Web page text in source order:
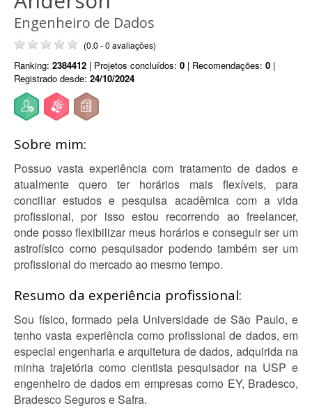
Engenheiro de Dados
(0.0 - 0 avaliações)
Ranking: 2384412 | Projetos concluídos: 0 | Recomendações: 0 |
Registrado desde: 24/10/2024
Sobre mim:
Possuo vasta experiência com tratamento de dados e
atualmente quero ter horários mais flexíveis, para
conciliar estudos e pesquisa acadêmica com a vida
profissional, por isso estou recorrendo ao freelancer,
onde posso flexibilizar meus horários e conseguir ser um
astrofísico como pesquisador podendo também ser um
profissional do mercado ao mesmo tempo.
Resumo da experiência profissional:
Sou físico, formado pela Universidade de São Paulo, e
tenho vasta experiência como profissional de dados, em
especial engenharia e arquitetura de dados, adquirida na
minha trajetória como cientista pesquisador na USP e
engenheiro de dados em empresas como EY, Bradesco,
Bradesco Seguros e Safra.